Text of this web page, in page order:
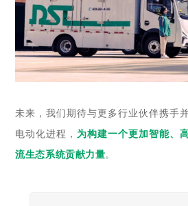
未来，我们期待与更多行业伙伴携手
电动化进程， 为构建一个更加智能、
流生态系统贡献力量。